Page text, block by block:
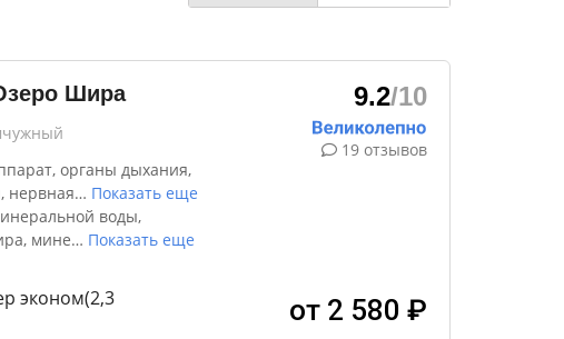
Шира
органы дыхания,
нервная… Показать еще
воды,
мине… Показать еще
эконом(2,3
9.2/10
19 отзывов
от 2 580 ₽